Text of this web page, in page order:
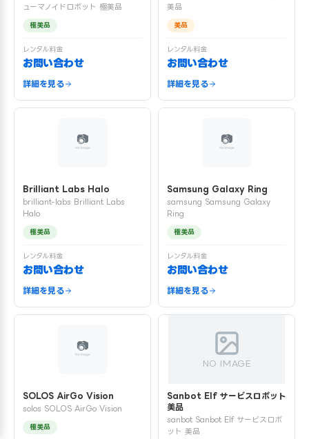
ューマノイドロボット 極美品
極美品
レンタル料金
お問い合わせ
詳細を見る
美品
美品
レンタル料金
お問い合わせ
詳細を見る
Brilliant Labs Halo
brilliant-labs Brilliant Labs
Halo
極美品
レンタル料金
お問い合わせ
詳細を見る
Samsung Galaxy Ring
samsung Samsung Galaxy
Ring
極美品
レンタル料金
お問い合わせ
詳細を見る
SOLOS AirGo Vision
solos SOLOS AirGo Vision
極美品
NO IMAGE
Sanbot Elf サービスロボット
美品
sanbot Sanbot Elf サービスロボ
ット 美品